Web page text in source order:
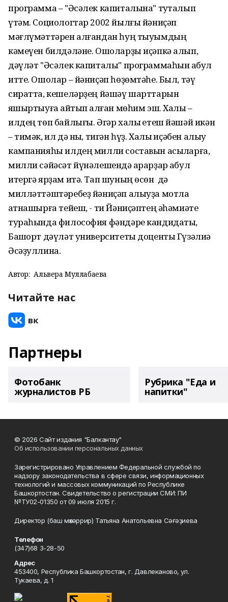
программа – "Әсәлек капиталына" туҡталып
үтәм. Социологтар 2002 йылғы йәниҫәп
мәғлүмәттәрен алғандан һуң тыуымдың
кәмеүен билдәләне. Ошоларҙы иҫәпкә алып,
дәүләт "Әсәлек капиталы" программаһын ҡабул
итте. Ошолар – йәниҫәп һөҙөмтәһе. Был, тәү
сиратта, кешеләрҙең йәшәү шарттарын
яҡшыртыуға ҡайтып ҡалған мөһим эш. Халыҡ –
илдең төп байлығы. Әгәр халыҡ етеш йәшәй икән
– тимәк, ил дә ныҡ, тигән һүҙ. Халыҡ иҫәбен алыу
кампанияһы илдең милли составын асыҡларға,
милли сәйәсәт йүнәлешендә ҡарарҙар ҡабул
итергә ярҙам итә. Тап шуның өсөн дә
милләттәштәребеҙ йәниҫәп алыуҙа мотлаҡ
ҡатнашырға тейеш, - ти Йәниҫәптең әһәмиәте
тураһында философия фәндәре кандидаты,
Башҡорт дәүләт университеты доценты Гүзәлиә
Әсәҙуллина.
Автор: Альвера Муллабаева
Читайте нас
Партнеры
Фотобанк
журналистов РБ
Рубрика "Еда и
напитки"
© 2026 Сайт издания "Балкантау"
Об использовании персональных данных
Зарегистрировано Управлением Федеральной службой по
надзору законодательства в сфере связи, информационных
технологий и массовых коммуникаций по Республике
Башкортостан. Свидетельство о регистрации СМИ: ПИ
№ТУ02-01350 от 09 июля 2015 г.
Директор (баш мөхәррир) Татьяна Анатольевна Сәғәҙиева
Телефон
(347)68 3-28-50
Адрес
453400, Республика Башкортостан, г. Давлеканово, ул.
Тукаева, д. 1